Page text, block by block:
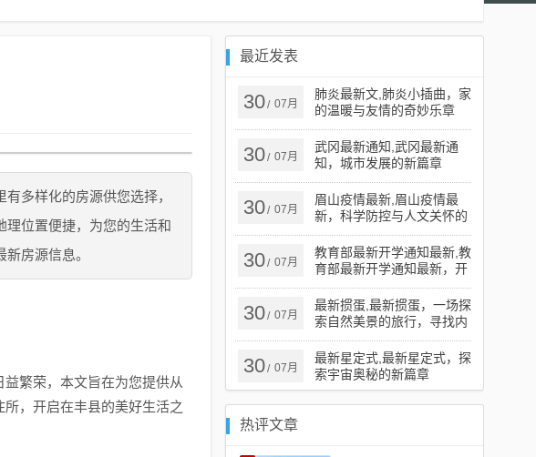
多样化的房源供您选择，
理位置便捷，为您的生活和
房源信息。
繁荣，本文旨在为您提供从
，开启在丰县的美好生活之
最近发表
30/ 07月
肺炎最新文,肺炎小插曲，家
的温暖与友情的奇妙乐章
30/ 07月
武冈最新通知,武冈最新通
知，城市发展的新篇章
30/ 07月
眉山疫情最新,眉山疫情最
新，科学防控与人文关怀的
平衡之道
30/ 07月
教育部最新开学通知最新,教
育部最新开学通知最新，开
启学习新篇章，拥抱自信与
成就
30/ 07月
最新掼蛋,最新掼蛋，一场探
索自然美景的旅行，寻找内
心的宁静
30/ 07月
最新星定式,最新星定式，探
索宇宙奥秘的新篇章
热评文章